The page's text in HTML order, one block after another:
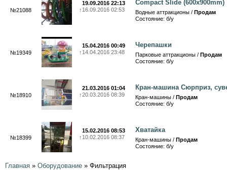
№21088
19.09.2016 22:13
↑ 16.09.2016 02:53
Compact Slide (600x900mm)
Водные аттракционы / Продам
Состояние: б/у
№19349
15.04.2016 00:49
↑ 14.04.2016 23:48
Черепашки
Парковые аттракционы / Продам
Состояние: б/у
№18910
21.03.2016 01:04
↑20.03.2016 08:39
Кран-машина Сюрприз,
Кран-машины / Продам
Состояние: б/у
№18399
15.02.2016 08:53
↑ 10.02.2016 08:37
Хватайка
Кран-машины / Продам
Состояние: б/у
Главная » Оборудование » Фильтрация